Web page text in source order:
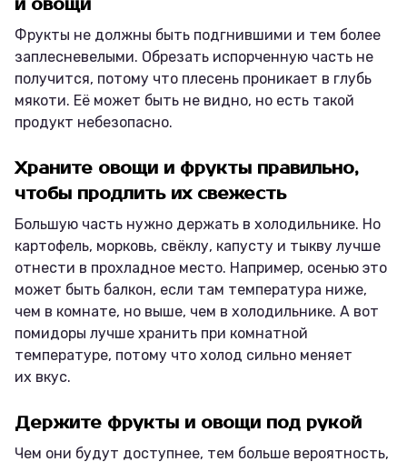
и овощи
Фрукты не должны быть подгнившими и тем более
заплесневелыми. Обрезать испорченную часть не
получится, потому что плесень проникает в глубь
мякоти. Её может быть не видно, но есть такой
продукт небезопасно.
Храните овощи и фрукты правильно,
чтобы продлить их свежесть
Большую часть нужно держать в холодильнике. Но
картофель, морковь, свёклу, капусту и тыкву лучше
отнести в прохладное место. Например, осенью это
может быть балкон, если там температура ниже,
чем в комнате, но выше, чем в холодильнике. А вот
помидоры лучше хранить при комнатной
температуре, потому что холод сильно меняет
их вкус.
Держите фрукты и овощи под рукой
Чем они будут доступнее, тем больше вероятность,